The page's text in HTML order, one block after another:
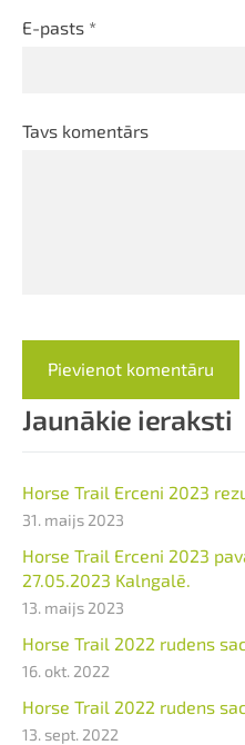
Jaunākie ieraksti
Horse Trail Erceni 2023
31. maijs 2023
Horse Trail Erceni 2023
27.05.2023 Kalngalē.
13. maijs 2023
Horse Trail 2022 rudens
16. okt. 2022
Horse Trail 2022 rudens
13. sept. 2022
E-pasts *
Tavs komentārs